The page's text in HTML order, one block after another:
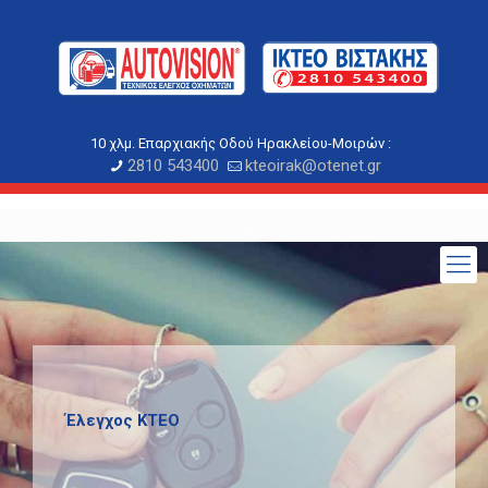
10 χλμ. Επαρχιακής Οδού Ηρακλείου-Μοιρών :
2810 543400 kteoirak@otenet.gr
Έλεγχος ΚΤΕΟ